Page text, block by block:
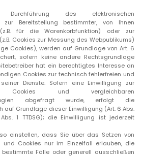
des elektronischen
zur Bereitstellung bestimmter, von Ihnen
für die Warenkorbfunktion) oder zur
Cookies zur Messung des Webpublikums)
Cookies), werden auf Grundlage von Art. 6
sofern keine andere Rechtsgrundlage
hat ein berechtigtes Interesse an
Cookies zur technisch fehlerfreien und
Dienste. Sofern eine Einwilligung zur
Cookies und vergleichbaren
abgefragt wurde, erfolgt die
Grundlage dieser Einwilligung (Art. 6 Abs.
1 TTDSG); die Einwilligung ist jederzeit
einstellen, dass Sie über das Setzen von
und Cookies nur im Einzelfall erlauben, die
Fälle oder generell ausschließen